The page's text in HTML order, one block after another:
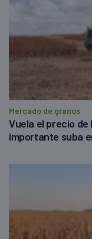
Mercado de granos
Vuela el precio
importante suba